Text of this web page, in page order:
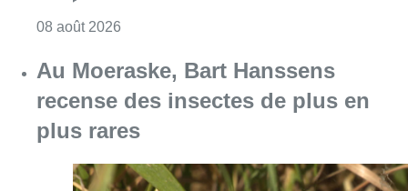
08 août 2026
Au Moeraske, Bart Hanssens
recense des insectes de plus en
plus rares